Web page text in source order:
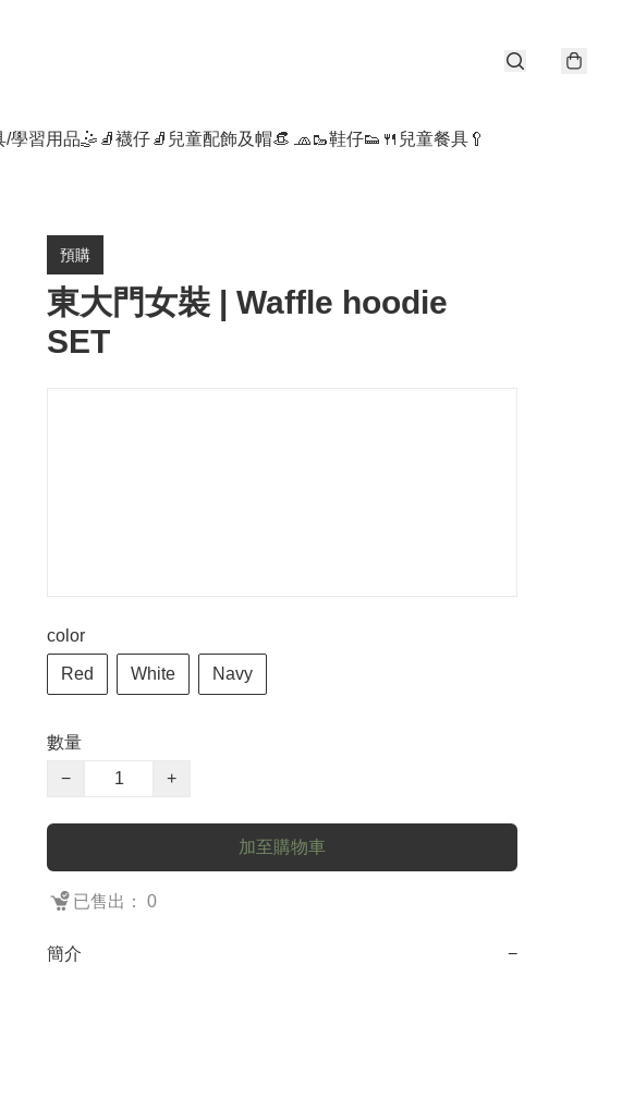
/學習用品🤹 🧦襪仔🧦 兒童配飾及帽👒 🧢🥾鞋仔👟 🍴兒童餐具🥄
預購
東大門女裝 | Waffle hoodie
SET
color
Red White Navy
數量
−
+
加至購物車
已售出： 0
簡介 −